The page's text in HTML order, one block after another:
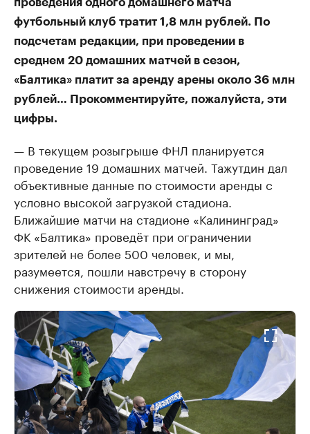
проведения одного домашнего матча
футбольный клуб тратит 1,8 млн рублей. По
подсчетам редакции, при проведении в
среднем 20 домашних матчей в сезон,
«Балтика» платит за аренду арены около 36 млн
рублей… Прокомментируйте, пожалуйста, эти
цифры.
— В текущем розыгрыше ФНЛ планируется
проведение 19 домашних матчей. Тажутдин дал
объективные данные по стоимости аренды с
условно высокой загрузкой стадиона.
Ближайшие матчи на стадионе «Калининград»
ФК «Балтика» проведёт при ограничении
зрителей не более 500 человек, и мы,
разумеется, пошли навстречу в сторону
снижения стоимости аренды.